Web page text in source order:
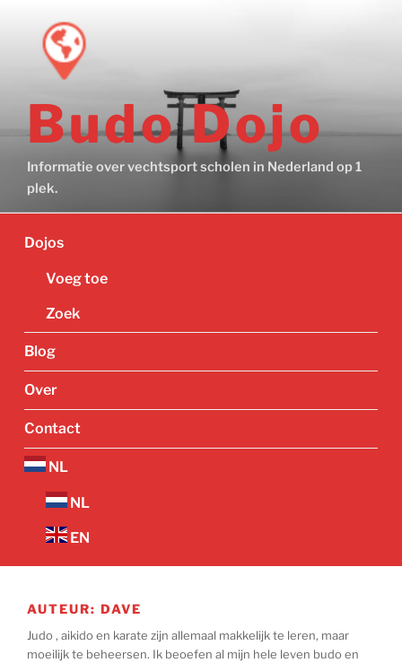
Budo Dojo
Informatie over vechtsport scholen in Nederland op 1
plek.
Dojos
Voeg toe
Zoek
Blog
Over
Contact
NL
NL
EN
AUTEUR: DAVE
Judo , aikido en karate zijn allemaal makkelijk te leren, maar
moeilijk te beheersen. Ik beoefen al mijn hele leven budo en